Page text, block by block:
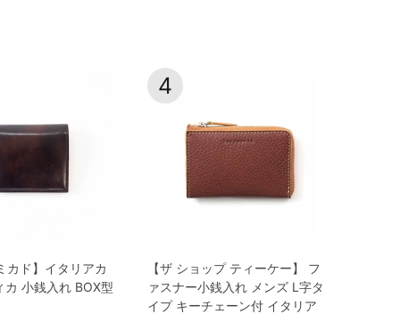
カド】イタリアカ
カ 小銭入れ BOX型
4
【ザ ショップ ティーケー】 フ
ァスナー小銭入れ メンズ L字タ
イプ キーチェーン付 イタリア